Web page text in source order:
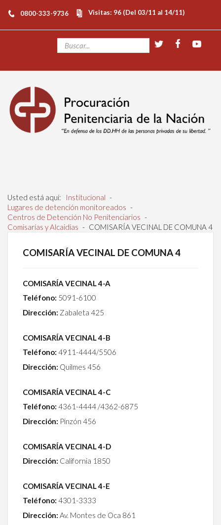
0800-333-9736 Visitas: 96 (Del 03/11 al 14/11)
Usted está aquí: Institucional -
Lugares de detención monitoreados -
Centros de Detención No Penitenciarios -
Comisarías y Alcaidías - COMISARÍA VECINAL DE COMUNA 4
COMISARÍA VECINAL DE COMUNA 4
COMISARÍA VECINAL 4-A
Teléfono: 5091-6100
Dirección: Zabaleta 425
COMISARÍA VECINAL 4-B
Teléfono: 4911-4444/5506
Dirección: Quilmes 456
COMISARÍA VECINAL 4-C
Teléfono: 4361-4444 /4362-6875
Dirección: Pinzón 456
COMISARÍA VECINAL 4-D
Dirección: California 1850
COMISARÍA VECINAL 4-E
Teléfono: 4301-3333
Dirección: Av. Montes de Oca 861